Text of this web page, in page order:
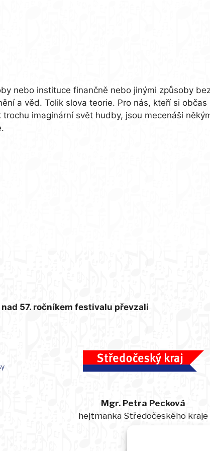
nebo instituce finančně nebo jinými způsoby
a věd. Tolik slova teorie. Pro nás, kteří si občas
imaginární svět hudby, jsou mecenáši
57. ročníkem festivalu převzali
Mgr. Petra Pecková
hejtmanka Středočeského kraje